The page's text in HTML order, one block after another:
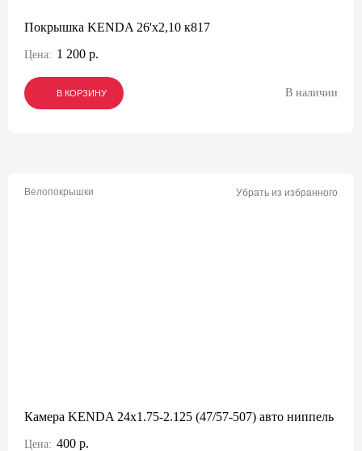
Покрышка KENDA 26'х2,10 к817
Цена: 1 200 р.
В КОРЗИНУ
В КОРЗИНУ
В КОРЗИНУ В наличии
Велопокрышки Убрать из избранного
Камера KENDA 24x1.75-2.125 (47/57-507) авто ниппель
Цена: 400 р.